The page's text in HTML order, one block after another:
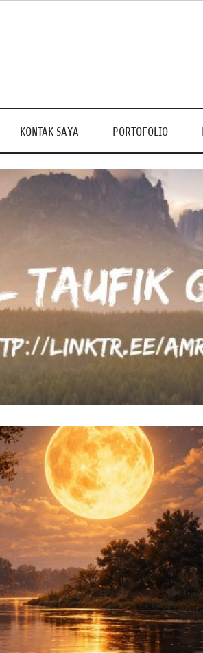
KONTAK SAYA PORTOFOLIO